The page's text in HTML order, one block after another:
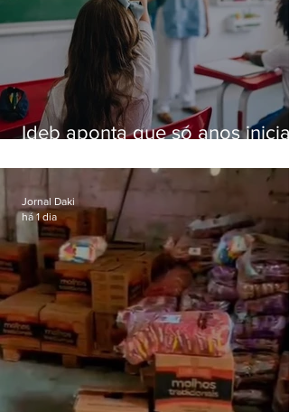
Ideb aponta que só anos
educação
Jornal Daki
há 1 dia